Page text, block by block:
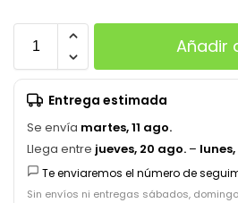
Añadir
Entrega estimada
Se envía martes, 11 ago.
Llega entre jueves, 20 ago. – lunes,
Te enviaremos el número de
Sin envíos ni entregas sábados,